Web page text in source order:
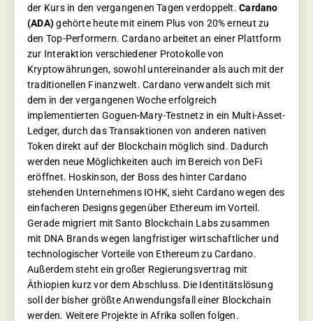
der Kurs in den vergangenen Tagen verdoppelt.Cardano
(ADA)gehörte heute mit einem Plus von 20% erneut zu
den Top-Performern. Cardano arbeitet an einer Plattform
zur Interaktion verschiedener Protokolle von
Kryptowährungen, sowohl untereinander als auch mit der
traditionellen Finanzwelt. Cardano verwandelt sich mit
dem in der vergangenen Woche erfolgreich
implementierten Goguen-Mary-Testnetz in ein Multi-Asset-
Ledger, durch das Transaktionen von anderen nativen
Token direkt auf der Blockchain möglich sind. Dadurch
werden neue Möglichkeiten auch im Bereich von DeFi
eröffnet. Hoskinson, der Boss des hinter Cardano
stehenden Unternehmens IOHK, sieht Cardano wegen des
einfacheren Designs gegenüber Ethereum im Vorteil.
Gerade migriert mit Santo Blockchain Labs zusammen
mit DNA Brands wegen langfristiger wirtschaftlicher und
technologischer Vorteile von Ethereum zu Cardano.
Außerdem steht ein großer Regierungsvertrag mit
Äthiopien kurz vor dem Abschluss. Die Identitätslösung
soll der bisher größte Anwendungsfall einer Blockchain
werden. Weitere Projekte in Afrika sollen folgen.